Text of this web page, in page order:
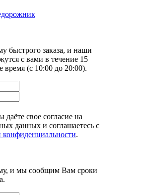
быстрого заказа, и наши
с вами в течение 15
время (с 10:00 до 20:00).
свое согласие на
данных и соглашаетесь с
.
и мы сообщим Вам сроки